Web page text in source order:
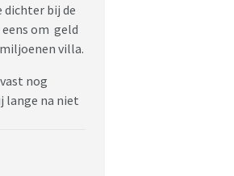
dichter bij de
om geld
villa.
nog
lange na niet